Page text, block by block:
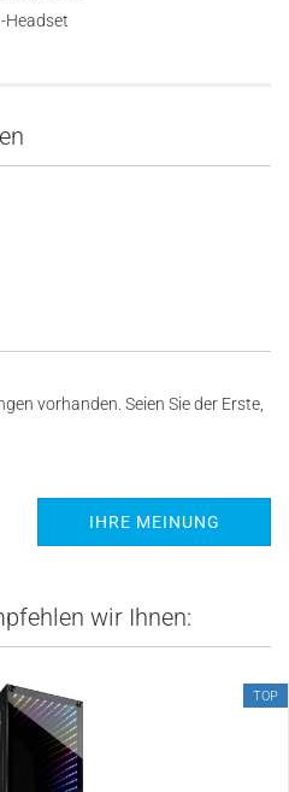
Headset
vorhanden. Seien Sie der Erste,
IHRE MEINUNG
wir Ihnen:
TOP